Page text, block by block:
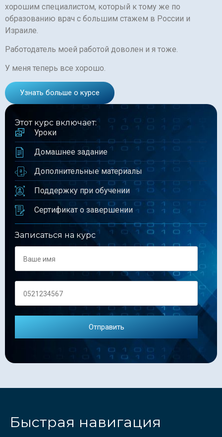
хорошим специалистом, который к тому же по
образованию врач с большим стажем в России и
Израиле.
Работодатель моей работой доволен и я тоже.
У меня теперь все хорошо.
Узнать больше о курсе
Этот курс включает:
Уроки
Домашнее задание
Дополнительные материалы
Поддержку при обучении
Сертификат о завершении
Записаться на курс
Быстрая навигация